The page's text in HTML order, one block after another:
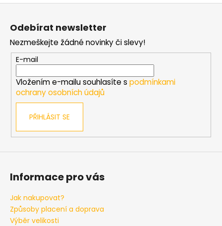
Z
Odebírat newsletter
Nezmeškejte žádné novinky či slevy!
E-mail
Vložením e-mailu souhlasíte s podmínkami
ochrany osobních údajů
PŘIHLÁSIT SE
Informace pro vás
Jak nakupovat?
Způsoby placení a doprava
Výběr velikosti